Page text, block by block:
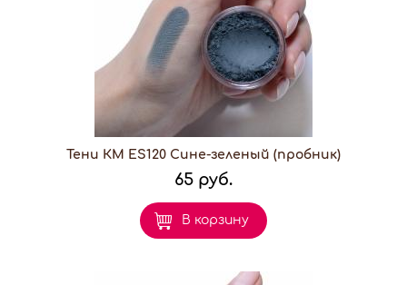
Тени КМ ES120 Сине-зеленый (пробник)
65 руб.
В корзину